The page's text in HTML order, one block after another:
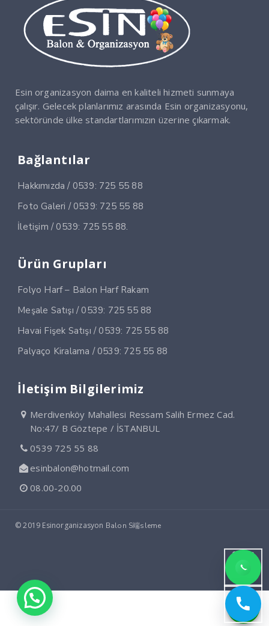
Esin organizasyon daima en kaliteli hizmeti sunmaya
çalışır. Gelecek planlarımız arasında Esin organizasyonu,
sektöründe ülke standartlarımızın üzerine çıkarmak.
Bağlantılar
Hakkımızda / 0539: 725 55 88
Foto Galeri / 0539: 725 55 88
İletişim / 0539: 725 55 88.
Ürün Grupları
Folyo Harf – Balon Harf Rakam
Meşale Satışı / 0539: 725 55 88
Havai Fişek Satışı / 0539: 725 55 88
Palyaço Kiralama / 0539: 725 55 88
İletişim Bilgilerimiz
Merdivenköy Mahallesi Ressam Salih Ermez Cad.
No:47/ B Göztepe / İSTANBUL
0539 725 55 88
esinbalon@hotmail.com
08.00-20.00
© 2019 Esinorganizasyon Balon S端sleme